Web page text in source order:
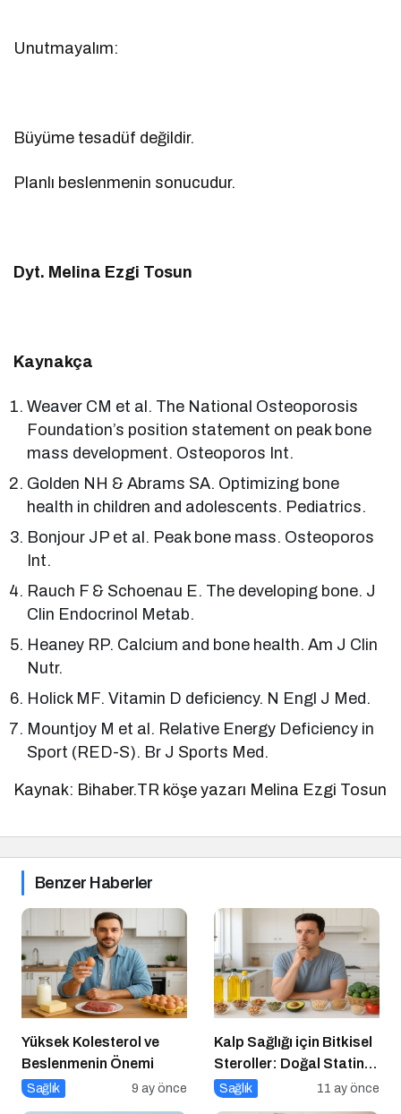
Unutmayalım:
Büyüme tesadüf değildir.
Planlı beslenmenin sonucudur.
Dyt. Melina Ezgi Tosun
Kaynakça
Weaver CM et al. The National Osteoporosis
Foundation’s position statement on peak bone
mass development. Osteoporos Int.
Golden NH & Abrams SA. Optimizing bone
health in children and adolescents. Pediatrics.
Bonjour JP et al. Peak bone mass. Osteoporos
Int.
Rauch F & Schoenau E. The developing bone. J
Clin Endocrinol Metab.
Heaney RP. Calcium and bone health. Am J Clin
Nutr.
Holick MF. Vitamin D deficiency. N Engl J Med.
Mountjoy M et al. Relative Energy Deficiency in
Sport (RED-S). Br J Sports Med.
Kaynak: Bihaber.TR köşe yazarı Melina Ezgi Tosun
Benzer Haberler
Yüksek Kolesterol ve
Beslenmenin Önemi
Sağlık 9 ay önce
Kalp Sağlığı için Bitkisel
Steroller: Doğal Statin
Etkisi
Sağlık 11 ay önce